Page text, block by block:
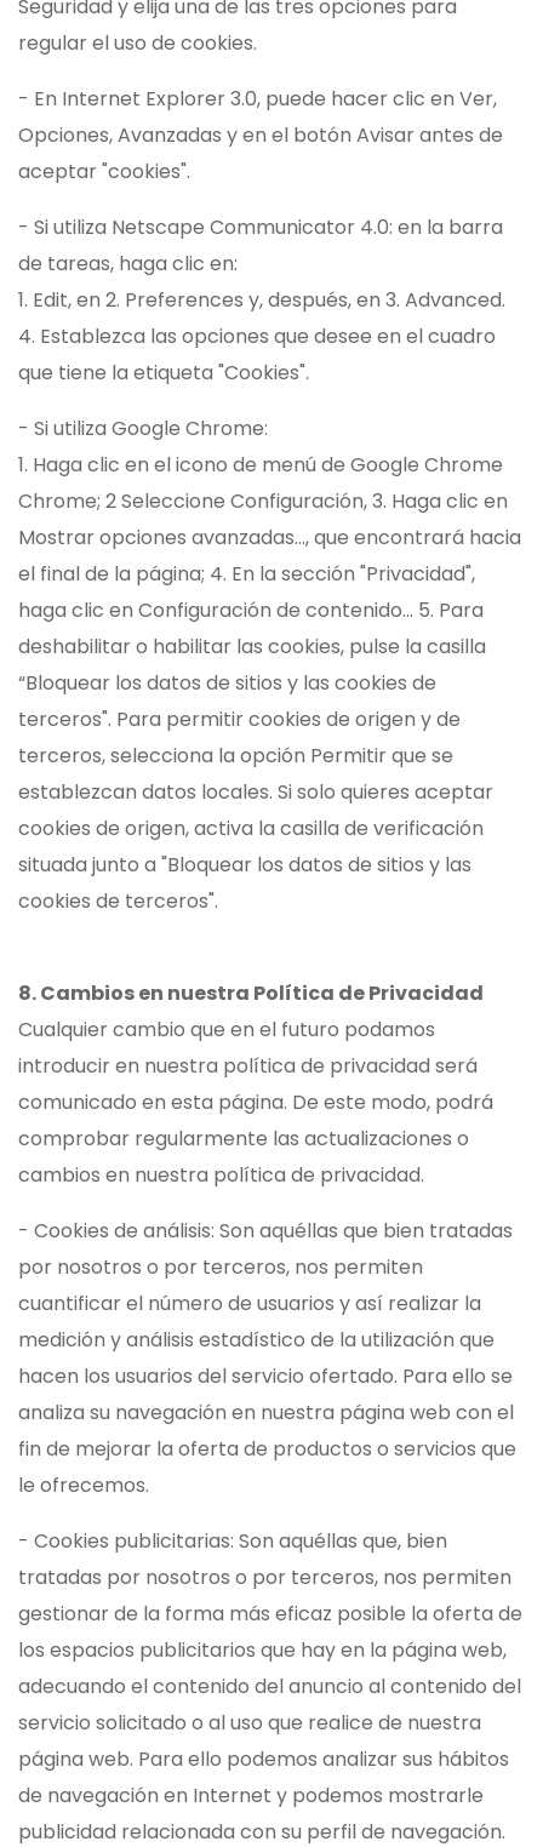
Seguridad y elija una de las tres opciones para
regular el uso de cookies.
- En Internet Explorer 3.0, puede hacer clic en Ver,
Opciones, Avanzadas y en el botón Avisar antes de
aceptar "cookies".
- Si utiliza Netscape Communicator 4.0: en la barra
de tareas, haga clic en:
1. Edit, en 2. Preferences y, después, en 3. Advanced.
4. Establezca las opciones que desee en el cuadro
que tiene la etiqueta "Cookies".
- Si utiliza Google Chrome:
1. Haga clic en el icono de menú de Google Chrome
Chrome; 2 Seleccione Configuración, 3. Haga clic en
Mostrar opciones avanzadas..., que encontrará hacia
el final de la página; 4. En la sección "Privacidad",
haga clic en Configuración de contenido... 5. Para
deshabilitar o habilitar las cookies, pulse la casilla
“Bloquear los datos de sitios y las cookies de
terceros". Para permitir cookies de origen y de
terceros, selecciona la opción Permitir que se
establezcan datos locales. Si solo quieres aceptar
cookies de origen, activa la casilla de verificación
situada junto a "Bloquear los datos de sitios y las
cookies de terceros".
8. Cambios en nuestra Política de Privacidad
Cualquier cambio que en el futuro podamos
introducir en nuestra política de privacidad será
comunicado en esta página. De este modo, podrá
comprobar regularmente las actualizaciones o
cambios en nuestra política de privacidad.
- Cookies de análisis: Son aquéllas que bien tratadas
por nosotros o por terceros, nos permiten
cuantificar el número de usuarios y así realizar la
medición y análisis estadístico de la utilización que
hacen los usuarios del servicio ofertado. Para ello se
analiza su navegación en nuestra página web con el
fin de mejorar la oferta de productos o servicios que
le ofrecemos.
- Cookies publicitarias: Son aquéllas que, bien
tratadas por nosotros o por terceros, nos permiten
gestionar de la forma más eficaz posible la oferta de
los espacios publicitarios que hay en la página web,
adecuando el contenido del anuncio al contenido del
servicio solicitado o al uso que realice de nuestra
página web. Para ello podemos analizar sus hábitos
de navegación en Internet y podemos mostrarle
publicidad relacionada con su perfil de navegación.